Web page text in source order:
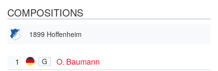
COMPOSITIONS
1899 Hoffenheim
1 G
O. Baumann